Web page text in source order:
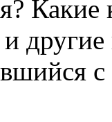
Какие
другие